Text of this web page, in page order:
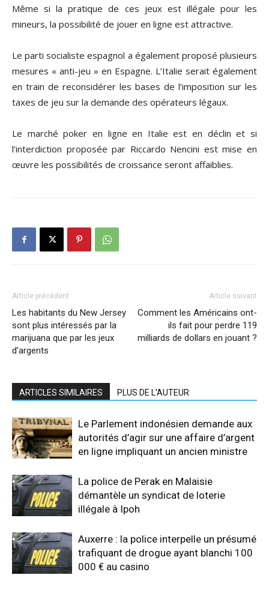
Même si la pratique de ces jeux est illégale pour les
mineurs, la possibilité de jouer en ligne est attractive.
Le parti socialiste espagnol a également proposé plusieurs
mesures « anti-jeu » en Espagne. L’Italie serait également
en train de reconsidérer les bases de l’imposition sur les
taxes de jeu sur la demande des opérateurs légaux.
Le marché poker en ligne en Italie est en déclin et si
l’interdiction proposée par Riccardo Nencini est mise en
œuvre les possibilités de croissance seront affaiblies.
Article précédent
Les habitants du New Jersey
sont plus intéressés par la
marijuana que par les jeux
d’argents
Article suivant
Comment les Américains ont-
ils fait pour perdre 119
milliards de dollars en jouant ?
ARTICLES SIMILAIRES PLUS DE L'AUTEUR
Le Parlement indonésien demande aux
autorités d’agir sur une affaire d’argent
en ligne impliquant un ancien ministre
La police de Perak en Malaisie
démantèle un syndicat de loterie
illégale à Ipoh
Auxerre : la police interpelle un présumé
trafiquant de drogue ayant blanchi 100
000 € au casino